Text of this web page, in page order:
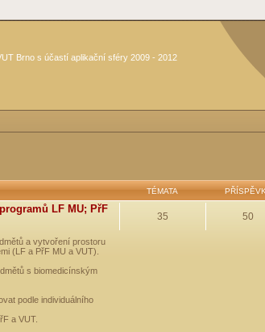
Brno s účastí aplikační sféry 2009 - 2012
TÉMATA
LF MU; PřF
a vytvoření prostoru
(LF a PřF MU a VUT).
s biomedicínským
podle individuálního
a VUT.
35 50